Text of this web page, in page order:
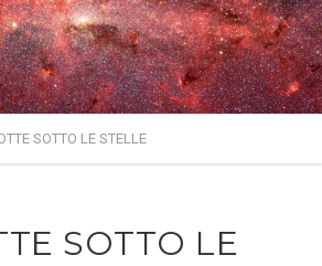
SOTTO LE STELLE
SOTTO LE